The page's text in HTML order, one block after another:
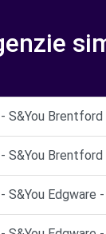
S&You
S&You
S&You Edgware